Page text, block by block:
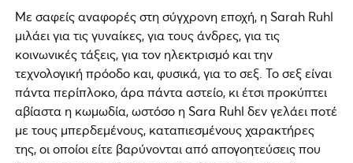
Με σαφείς αναφορές στη σύγχρονη εποχή, η Sarah Ruhl
μιλάει για τις γυναίκες, για τους άνδρες, για τις
κοινωνικές τάξεις, για τον ηλεκτρισμό και την
τεχνολογική πρόοδο και, φυσικά, για το σεξ. Το σεξ είναι
πάντα περίπλοκο, άρα πάντα αστείο, κι έτσι προκύπτει
αβίαστα η κωμωδία, ωστόσο η Sara Ruhl δεν γελάει ποτέ
με τους μπερδεμένους, καταπιεσμένους χαρακτήρες
της, οι οποίοι είτε βαρύνονται από απογοητεύσεις που